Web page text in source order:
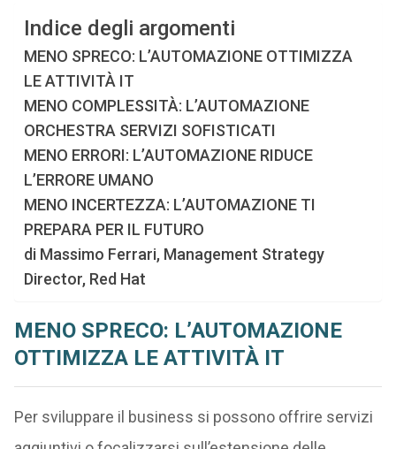
Indice degli argomenti
MENO SPRECO: L’AUTOMAZIONE OTTIMIZZA
LE ATTIVITÀ IT
MENO COMPLESSITÀ: L’AUTOMAZIONE
ORCHESTRA SERVIZI SOFISTICATI
MENO ERRORI: L’AUTOMAZIONE RIDUCE
L’ERRORE UMANO
MENO INCERTEZZA: L’AUTOMAZIONE TI
PREPARA PER IL FUTURO
di Massimo Ferrari, Management Strategy
Director, Red Hat
MENO SPRECO: L’AUTOMAZIONE
OTTIMIZZA LE ATTIVITÀ IT
Per sviluppare il business si possono offrire servizi